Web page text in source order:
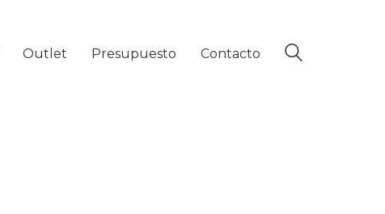
Outlet Presupuesto Contacto